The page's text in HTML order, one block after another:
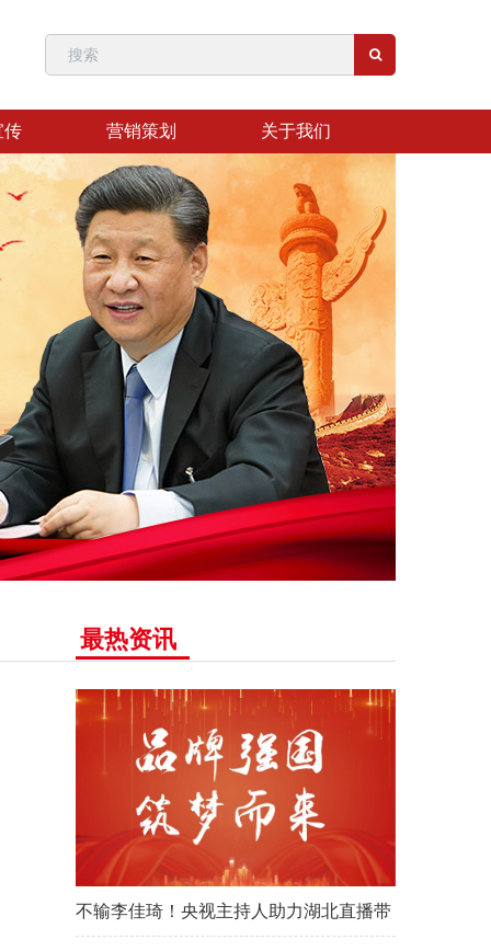
传 营销策划 关于我们
最热资讯
不输李佳琦！央视主持人助力湖北直播带